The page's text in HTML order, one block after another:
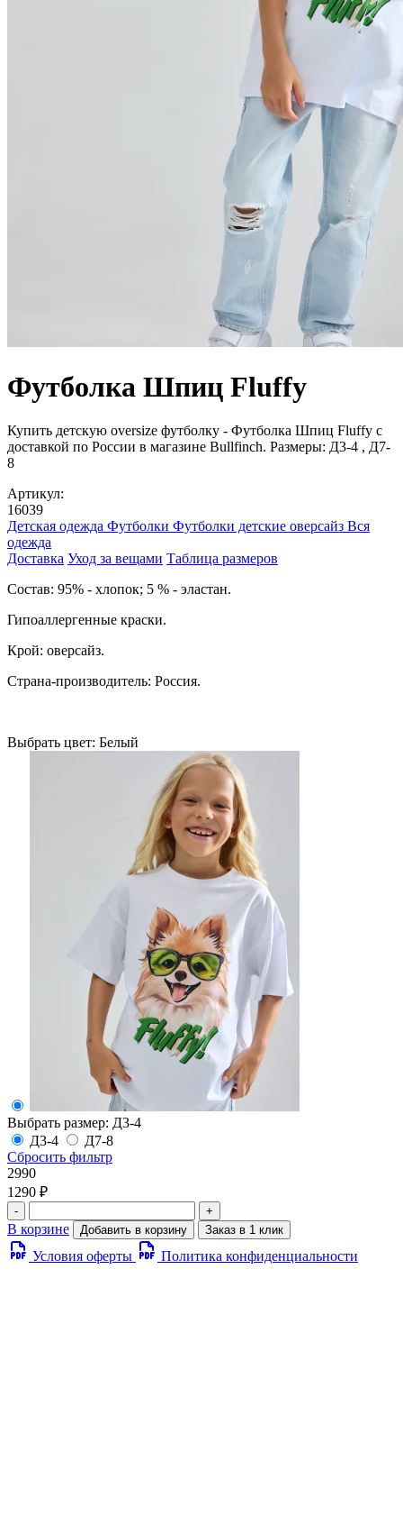
Футболка Шпиц Fluffy
Купить детскую oversize футболку - Футболка Шпиц Fluffy с
доставкой по России в магазине Bullfinch. Размеры: Д3-4 , Д7-
8
Артикул:
16039
Детская одежда Футболки Футболки детские оверсайз Вся
одежда
Доставка Уход за вещами Таблица размеров
Cостав: 95% - хлопок; 5 % - эластан.
Гипоаллергенные краски.
Крой: оверсайз.
Страна-производитель: Россия.
Выбрать цвет: Белый
Выбрать размер: Д3-4
Д3-4
Д7-8
Сбросить фильтр
2990
1290 ₽
- +
В корзине Добавить в корзину Заказ в 1 клик
Условия оферты Политика конфиденциальности